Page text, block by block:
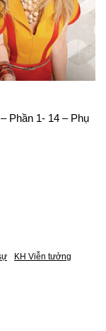
Phần 1- 14 – Phụ
KH Viễn tưởng